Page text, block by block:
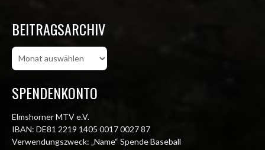
BEITRAGSARCHIV
Beitragsarchiv
SPENDENKONTO
Elmshorner MTV e.V.
IBAN: DE81 2219 1405 0017 0027 87
Verwendungszweck: „Name“ Spende Baseball